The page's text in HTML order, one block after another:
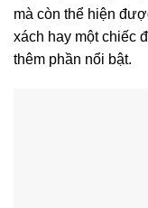
mà còn thể hiện
xách hay một chiếc
thêm phần nổi bật.